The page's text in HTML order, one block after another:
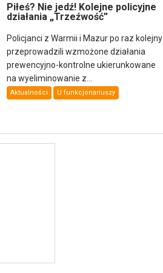
Piłeś? Nie jedź! Kolejne policyjne
działania „Trzeźwość”
Policjanci z Warmii i Mazur po raz kolejny
przeprowadzili wzmożone działania
prewencyjno-kontrolne ukierunkowane
na wyeliminowanie z...
Aktualności U funkcjonariuszy